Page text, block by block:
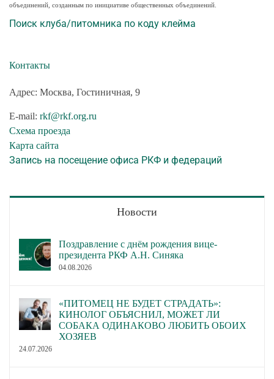
объединений, созданным по инициативе общественных объединений.
Поиск клуба/питомника по коду клейма
Контакты
Адрес: Москва, Гостиничная, 9
E-mail: rkf@rkf.org.ru
Схема проезда
Карта сайта
Запись на посещение офиса РКФ и федераций
Новости
Поздравление с днём рождения вице-
президента РКФ А.Н. Синяка
04.08.2026
«ПИТОМЕЦ НЕ БУДЕТ СТРАДАТЬ»:
КИНОЛОГ ОБЪЯСНИЛ, МОЖЕТ ЛИ
СОБАКА ОДИНАКОВО ЛЮБИТЬ ОБОИХ
ХОЗЯЕВ
24.07.2026